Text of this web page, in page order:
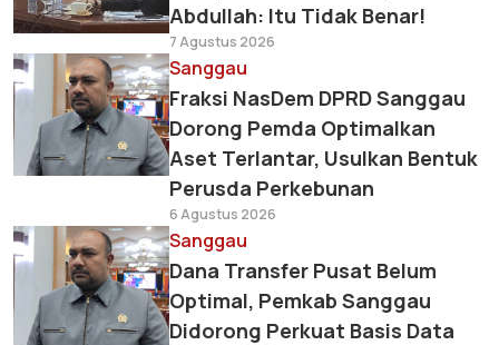
Abdullah: Itu Tidak Benar!
7 Agustus 2026
Sanggau
Fraksi NasDem DPRD Sanggau
Dorong Pemda Optimalkan
Aset Terlantar, Usulkan Bentuk
Perusda Perkebunan
6 Agustus 2026
Sanggau
Dana Transfer Pusat Belum
Optimal, Pemkab Sanggau
Didorong Perkuat Basis Data